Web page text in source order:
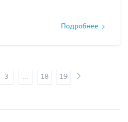
Подробнее
3 ... 18 19